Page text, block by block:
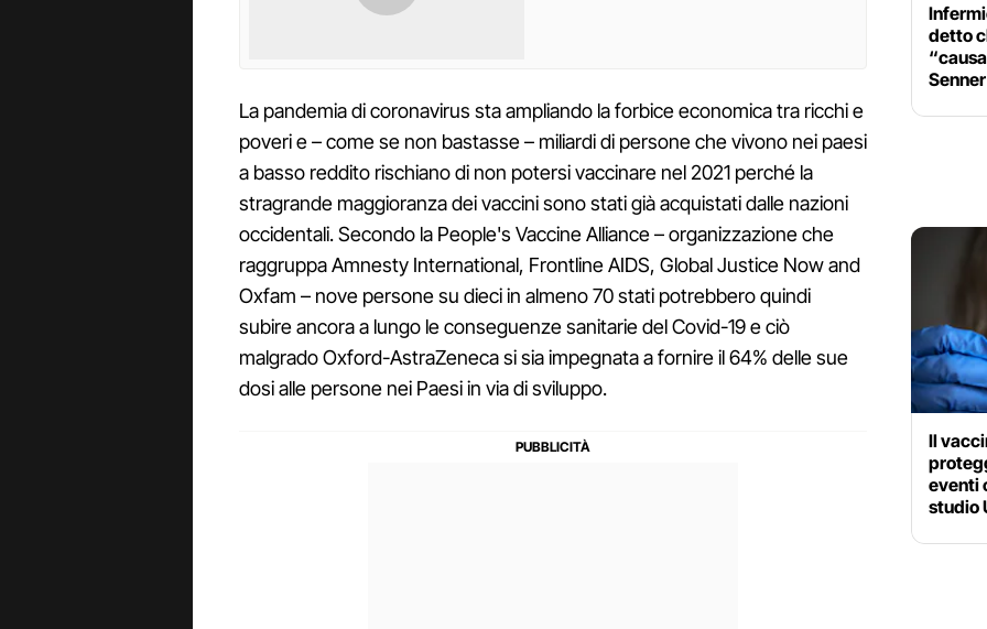
La pandemia di coronavirus sta ampliando la forbice economica tra ricchi e
poveri e – come se non bastasse – miliardi di persone che vivono nei paesi
a basso reddito rischiano di non potersi vaccinare nel 2021 perché la
stragrande maggioranza dei vaccini sono stati già acquistati dalle nazioni
occidentali. Secondo la People's Vaccine Alliance – organizzazione che
raggruppa Amnesty International, Frontline AIDS, Global Justice Now and
Oxfam – nove persone su dieci in almeno 70 stati potrebbero quindi
subire ancora a lungo le conseguenze sanitarie del Covid-19 e ciò
malgrado Oxford-AstraZeneca si sia impegnata a fornire il 64% delle sue
dosi alle persone nei Paesi in via di sviluppo.
detto
Senner
Il
eventi
studio